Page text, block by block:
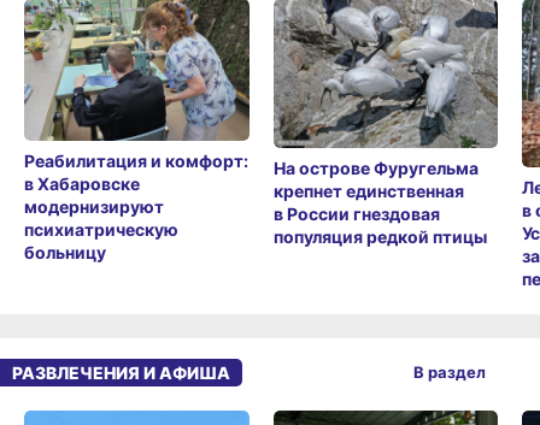
Реабилитация и комфорт:
в Хабаровске
модернизируют
психиатрическую
больницу
На острове Фуругельма
крепнет единственная
в России гнездовая
популяция редкой птицы
в
РАЗВЛЕЧЕНИЯ И АФИША В раздел